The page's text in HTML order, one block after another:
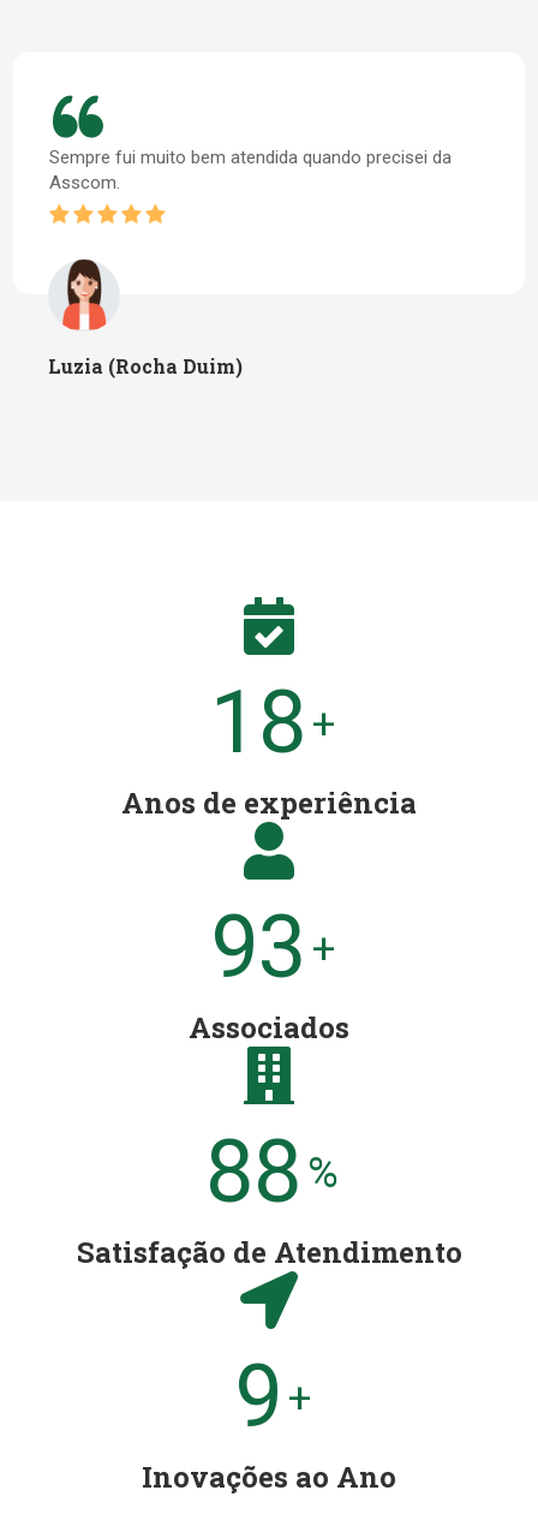
Sempre fui muito bem atendida quando precisei da
Asscom.
Luzia (Rocha Duim)
20 +
Anos de experiência
100
Associados
95 %
Satisfação de Atendimento
10
Inovações ao Ano